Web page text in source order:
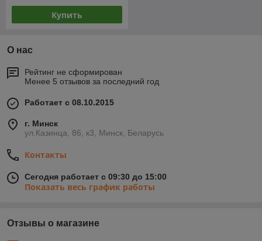
Купить
О нас
Рейтинг не сформирован
Менее 5 отзывов за последний год
Работает с 08.10.2015
г. Минск
ул.Казинца, 86, к3, Минск, Беларусь
Контакты
Сегодня работает с 09:30 до 15:00
Показать весь график работы
Отзывы о магазине